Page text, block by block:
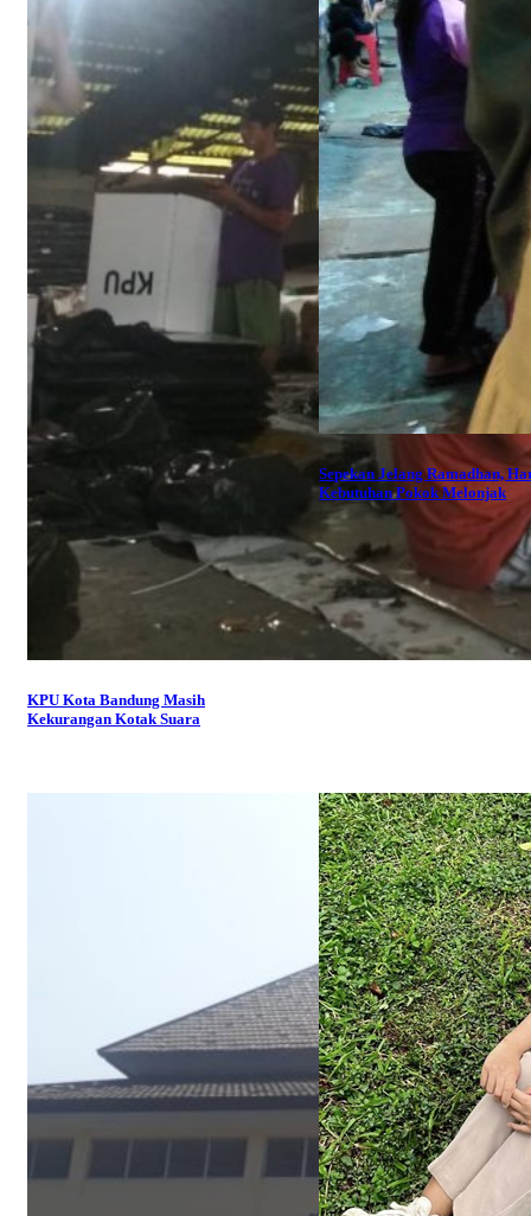
KPU Kota Bandung Masih
Kekurangan Kotak Suara
Sepekan Jelang Ramadhan,
Kebutuhan Pokok Melonjak